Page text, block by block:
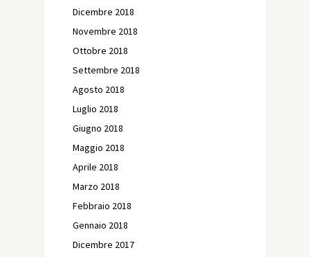
Dicembre 2018
Novembre 2018
Ottobre 2018
Settembre 2018
Agosto 2018
Luglio 2018
Giugno 2018
Maggio 2018
Aprile 2018
Marzo 2018
Febbraio 2018
Gennaio 2018
Dicembre 2017